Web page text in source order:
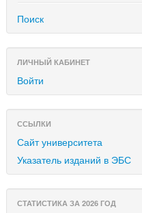
Поиск
ЛИЧНЫЙ КАБИНЕТ
Войти
ССЫЛКИ
Сайт университета
Указатель изданий в ЭБС
СТАТИСТИКА ЗА 2026 ГОД